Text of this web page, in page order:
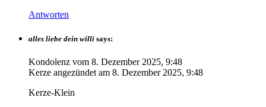
Antworten
alles liebe dein willi says:
Kondolenz vom 8. Dezember 2025, 9:48
Kerze angezündet am 8. Dezember 2025, 9:48
Kerze-Klein